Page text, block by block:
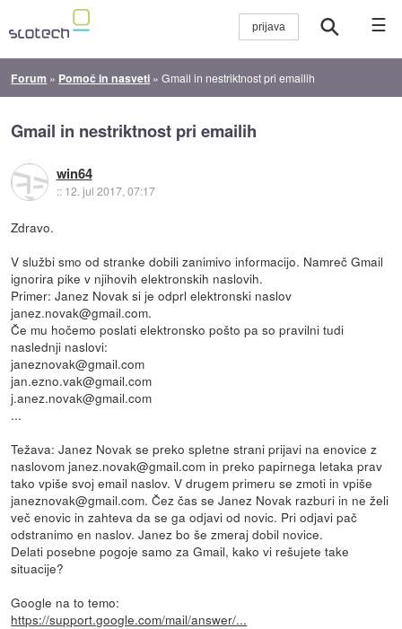
☰
Forum » Pomoč in nasveti »Gmail in nestriktnost pri emailih
Gmail in nestriktnost pri emailih
win64
:: 12. jul 2017, 07:17
Zdravo.
V službi smo od stranke dobili zanimivo informacijo. Namreč Gmail
ignorira pike v njihovih elektronskih naslovih.
Primer: Janez Novak si je odprl elektronski naslov
janez.novak@gmail.com.
Če mu hočemo poslati elektronsko pošto pa so pravilni tudi
naslednji naslovi:
janeznovak@gmail.com
jan.ezno.vak@gmail.com
j.anez.novak@gmail.com
...
Težava: Janez Novak se preko spletne strani prijavi na enovice z
naslovom janez.novak@gmail.com in preko papirnega letaka prav
tako vpiše svoj email naslov. V drugem primeru se zmoti in vpiše
janeznovak@gmail.com. Čez čas se Janez Novak razburi in ne želi
več enovic in zahteva da se ga odjavi od novic. Pri odjavi pač
odstranimo en naslov. Janez bo še zmeraj dobil novice.
Delati posebne pogoje samo za Gmail, kako vi rešujete take
situacije?
Google na to temo:
https://support.google.com/mail/answer/...